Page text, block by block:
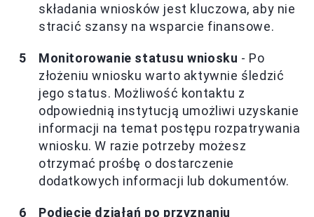
składania wniosków jest kluczowa, aby nie
stracić szansy na wsparcie finansowe.
Monitorowanie statusu wniosku - Po
złożeniu wniosku warto aktywnie śledzić
jego status. Możliwość kontaktu z
odpowiednią instytucją umożliwi uzyskanie
informacji na temat postępu rozpatrywania
wniosku. W razie potrzeby możesz
otrzymać prośbę o dostarczenie
dodatkowych informacji lub dokumentów.
Podjęcie działań po przyznaniu